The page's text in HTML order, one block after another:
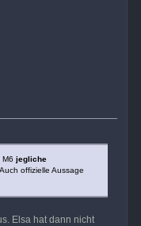
M6 jegliche
offizielle Aussage
Elsa hat dann nicht